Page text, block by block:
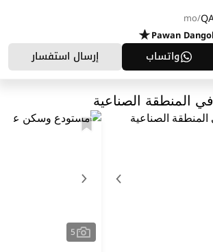
/mo
Pawan Dangol
واتساب إرسال استفسار
المنطقة الصناعية
5